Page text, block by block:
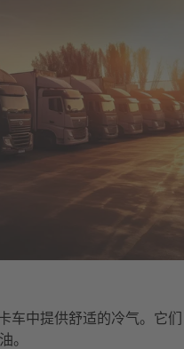
车中提供舒适的冷气。它们
。